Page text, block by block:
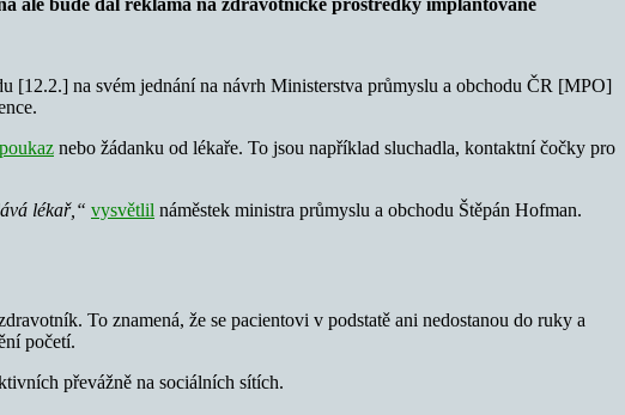
[12.2.] na svém jednání na návrh Ministerstva průmyslu a obchodu ČR [MPO]
poukaz nebo žádanku od lékaře. To jsou například sluchadla, kontaktní čočky pro
lékař,“ vysvětlil náměstek ministra průmyslu a obchodu Štěpán Hofman.
To znamená, že se pacientovi v podstatě ani nedostanou do ruky a
početí.
převážně na sociálních sítích.